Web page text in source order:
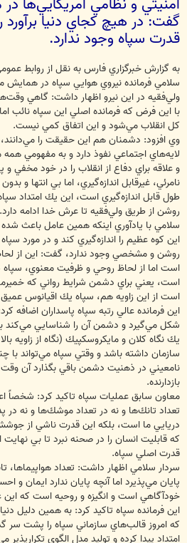
گفت: در هيچ كجاي دنيا
قدرت سپاه وجود ندارد.
به گزارش خبرگزاري فارس به نقل از روابط
سلامي فرمانده نيروي هوايي سپاه در همايش‌
ولي‌فقيه‌ در اين نيرو اظهار داشت: گاهي‌
با اين‌ فرض‌ كه‌ فرمانده‌ اصلي‌ اين‌ سپاه‌ نائب‌
كل‌ انقلاب‌ مي‌شود و اين‌ اتفاق‌ كمي‌ نيست.
وي افزود: دشمنان‌ هم‌ اين‌ حقيقت‌ را
لايه‌هاي‌ اجتماعي‌ نفوذ دارد و به‌ مفهومي‌ همه‌
و علاقه‌ براي‌ دفاع‌ از انقلاب‌ را در خود مخفي‌
نامرئي، غيرقابل‌ اندازه‌گيري، اما بي‌ انتها و
طول‌ قابل‌ اندازه‌گيري‌ است، اين‌ يك‌ امتداد
روشن‌ از طريق‌ ولي‌فقيه‌ تا عرش‌ خدا ادامه‌ دارد.
سلامي با يادآوري اينكه همين‌ عامل‌ باعث‌ شده‌
اين‌ كوه‌ عظيم‌ را اندازه‌گيري‌ كند و در مورد
روشن‌ و مشخصي‌ وجود ندارد، گفت: اين‌ از
است اما از لحاظ‌ روحي‌ و ظرفيت‌ معنوي، سپاه‌
است، يعني‌ براي‌ دشمن‌ شرايط‌ رواني‌ كه‌
است‌ از اين‌ زاويه‌ هم، سپاه‌ يك‌ اقيانوس‌
اين فرمانده عالي رتبه سپاه پاسداران اضافه
شكل‌ مي‌گيرد و دشمن‌ آن‌ را شناسايي‌ مي‌كند
يك‌ نگاه‌ كلان‌ و مايكروسكپيك‌ (نگاه‌ از زاويه‌
سازمان‌ داشته‌ باشد و وقتي‌ سپاه‌ مي‌تواند
نامعيني‌ در ذهنيت‌ دشمن‌ باقي‌ بگذارد آن‌
بازدارنده.
معاون سابق عمليات سپاه تاكيد كرد:‌ شخصاً‌
تعداد تانك‌ها و نه‌ در تعداد موشك‌ها و نه‌ در
دريايي‌ ما است، بلكه‌ اين‌ قدرت‌ ناشي‌ از
كه‌ قابليت‌ انسان‌ را در صحنه‌ نبرد تا بي‌
قدرت‌ اصلي‌ سپاه.
سردار سلامي اظهار داشت: تعداد
پايان‌ مي‌پذيرد اما آنچه‌ پايان‌ ندارد ايمان و
خودآگاهي‌ است‌ و انگيزه‌ و روحيه‌ است كه
اين فرمانده سپاه تاكيد كرد: به‌ همين‌ دليل‌
كه‌ امروز قالب‌هاي‌ سازماني‌ سپاه‌ را پشت‌ سر
امتداد پيدا كرده و توليد مدل‌ الگوي‌